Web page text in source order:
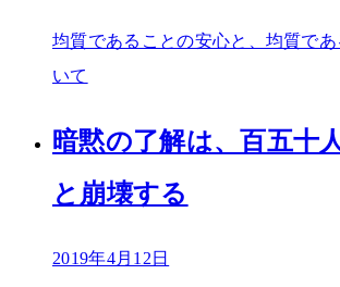
均質であることの安心と、均質で
いて
暗黙の了解は、百五十
と崩壊する
2019年4月12日